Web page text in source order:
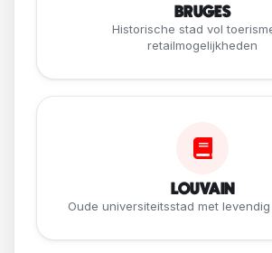
BRUGES
Historische stad vol
retailmogelijkheden
LOUVAIN
Oude universiteitsstad met